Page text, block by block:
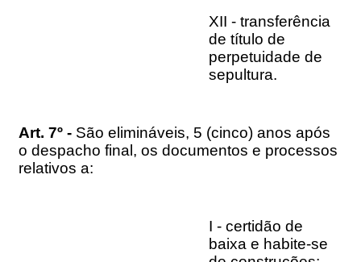
XII - transferência
de título de
perpetuidade de
sepultura.
Art. 7º - São elimináveis, 5 (cinco) anos após
o despacho final, os documentos e processos
relativos a:
I - certidão de
baixa e habite-se